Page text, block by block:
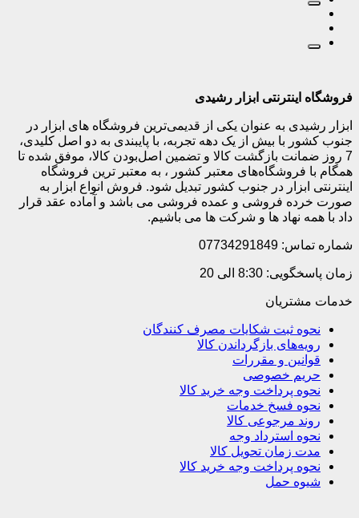
فروشگاه اینترنتی ابزار رشیدی
ابزار رشیدی به عنوان یکی از قدیمی‌ترین فروشگاه های ابزار در
جنوب کشور با بیش از یک دهه تجربه، با پایبندی به دو اصل کلیدی،
7 روز ضمانت بازگشت کالا و تضمین اصل‌بودن کالا، موفق شده تا
همگام با فروشگاه‌های معتبر کشور ، به معتبر ترین فروشگاه
اینترنتی ابزار در جنوب کشور تبدیل شود. فروش انواع ابزار به
صورت خرده فروشی و عمده فروشی می باشد و آماده عقد قرار
داد با همه نهاد ها و شرکت ها می باشیم.
شماره تماس: 07734291849
زمان پاسخگویی: 8:30 الی 20
خدمات مشتریان
نحوه ثبت شکایات مصرف کنندگان
رویه‌های بازگرداندن کالا
قوانین و مقررات
حریم خصوصی
نحوه پرداخت وجه خرید کالا
نحوه فسخ خدمات
روند مرجوعی کالا
نحوه استرداد وجه
مدت زمان تحویل کالا
نحوه پرداخت وجه خرید کالا
شیوه حمل